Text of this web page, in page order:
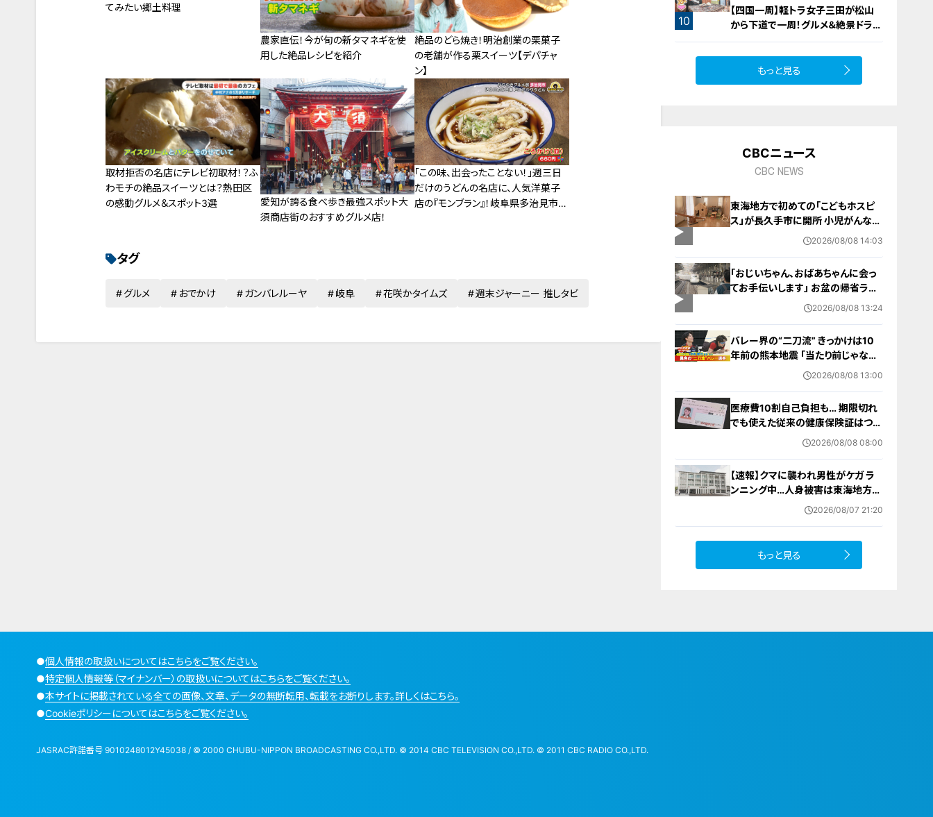
てみたい郷土料理
農家直伝！今が旬の新タマネギを使
用した絶品レシピを紹介
絶品のどら焼き！明治創業の栗菓子
の老舗が作る栗スイーツ【デパチャ
ン】
取材拒否の名店にテレビ初取材！？ふ
わモチの絶品スイーツとは？熱田区
の感動グルメ＆スポット3選
愛知が誇る食べ歩き最強スポット大
須商店街のおすすめグルメ店！
「この味、出会ったことない！」週三日
だけのうどんの名店に、人気洋菓子
店の『モンブラン』！岐阜県多治見市の
タグ
グルメ おでかけ ガンバレルーヤ 岐阜 花咲かタイムズ 週末ジャーニー 推しタビ
10
【四国一周】軽トラ女子三田が松山
から下道で一周！グルメ＆絶景ドライ
ブ⑳
もっと見る
CBCニュース
CBC NEWS
東海地方で初めての「こどもホスピ
ス」が長久手市に開所 小児がんなど
重い病気の子どもと家族を支える施
2026/08/08 14:03
「おじいちゃん、おばあちゃんに会っ
てお手伝いします」 お盆の帰省ラッ
シュが本格化 東海道新幹線下りがピ
2026/08/08 13:24
バレー界の“二刀流” きっかけは10
年前の熊本地震 ｢当たり前じゃなか
った｣ オフシーズンゼロの過酷スケ
2026/08/08 13:00
医療費10割自己負担も… 期限切れ
でも使えた従来の健康保険証はつい
に終了 8月以降起こりうるマイナ保
2026/08/08 08:00
【速報】クマに襲われ男性がケガ ラ
ンニング中…人身被害は東海地方で
今シーズン初めて 岐阜県高山市
2026/08/07 21:20
もっと見る
●個人情報の取扱いについてはこちらをご覧ください。
●特定個人情報等（マイナンバー）の取扱いについてはこちらをご覧ください。
●本サイトに掲載されている全ての画像、文章、データの無断転用、転載をお断りします。詳しくはこちら。
●Cookieポリシーについてはこちらをご覧ください。
JASRAC許諾番号 9010248012Y45038 / © 2000 CHUBU-NIPPON BROADCASTING CO.,LTD. © 2014 CBC TELEVISION CO.,LTD. © 2011 CBC RADIO CO.,LTD.